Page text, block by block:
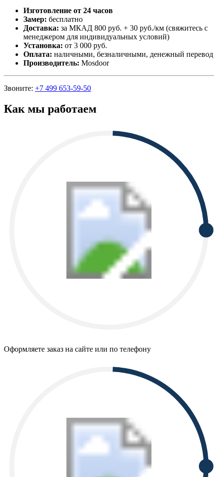
Изготовление от 24 часов
Замер: бесплатно
Доставка: за МКАД 800 руб. + 30 руб./км (свяжитесь с
менеджером для индивидуальных условий)
Установка: от 3 000 руб.
Оплата: наличными, безналичными, денежный перевод
Производитель: Mosdoor
Звоните: +7 499 653-59-50
Как мы работаем
Оформляете заказ на сайте или по телефону